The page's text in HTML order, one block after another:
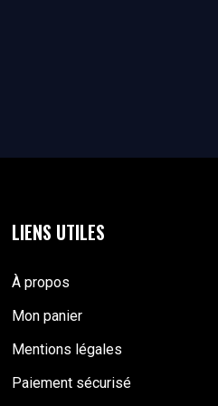
LIENS UTILES
À propos
Mon panier
Mentions légales
Paiement sécurisé